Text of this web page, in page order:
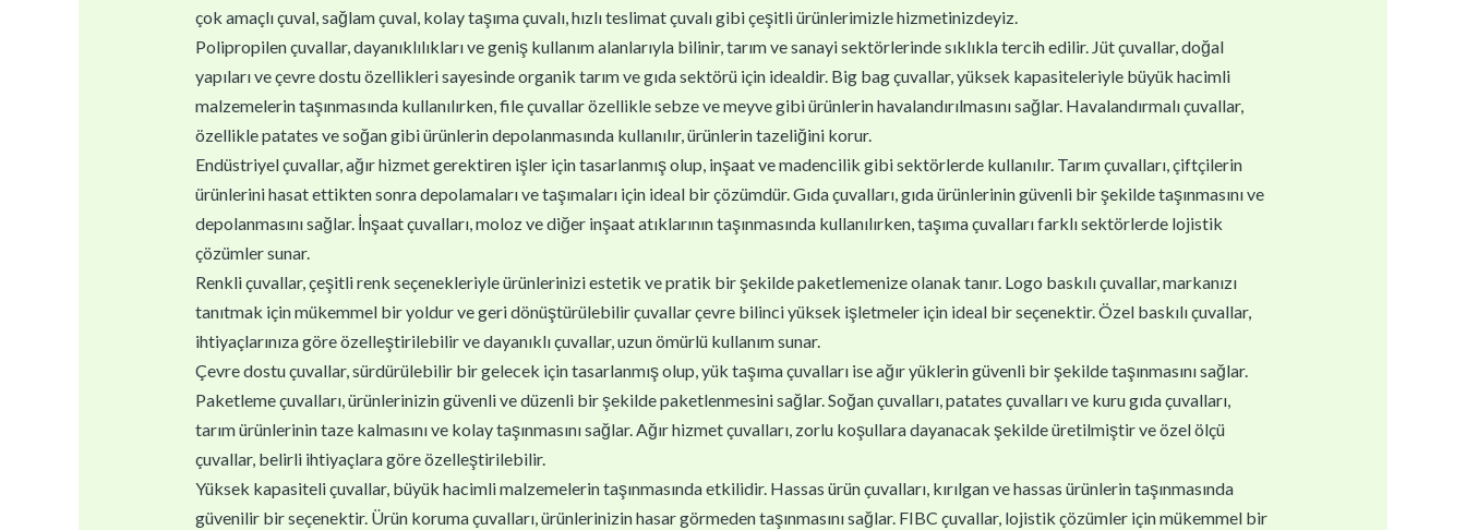
çok amaçlı çuval, sağlam çuval, kolay taşıma çuvalı, hızlı teslimat çuvalı gibi çeşitli ürünlerimizle hizmetinizdeyiz.
Polipropilen çuvallar, dayanıklılıkları ve geniş kullanım alanlarıyla bilinir, tarım ve sanayi sektörlerinde sıklıkla tercih edilir. Jüt çuvallar, doğal
yapıları ve çevre dostu özellikleri sayesinde organik tarım ve gıda sektörü için idealdir. Big bag çuvallar, yüksek kapasiteleriyle büyük hacimli
malzemelerin taşınmasında kullanılırken, file çuvallar özellikle sebze ve meyve gibi ürünlerin havalandırılmasını sağlar. Havalandırmalı çuvallar,
özellikle patates ve soğan gibi ürünlerin depolanmasında kullanılır, ürünlerin tazeliğini korur.
Endüstriyel çuvallar, ağır hizmet gerektiren işler için tasarlanmış olup, inşaat ve madencilik gibi sektörlerde kullanılır. Tarım çuvalları, çiftçilerin
ürünlerini hasat ettikten sonra depolamaları ve taşımaları için ideal bir çözümdür. Gıda çuvalları, gıda ürünlerinin güvenli bir şekilde taşınmasını ve
depolanmasını sağlar. İnşaat çuvalları, moloz ve diğer inşaat atıklarının taşınmasında kullanılırken, taşıma çuvalları farklı sektörlerde lojistik
çözümler sunar.
Renkli çuvallar, çeşitli renk seçenekleriyle ürünlerinizi estetik ve pratik bir şekilde paketlemenize olanak tanır. Logo baskılı çuvallar, markanızı
tanıtmak için mükemmel bir yoldur ve geri dönüştürülebilir çuvallar çevre bilinci yüksek işletmeler için ideal bir seçenektir. Özel baskılı çuvallar,
ihtiyaçlarınıza göre özelleştirilebilir ve dayanıklı çuvallar, uzun ömürlü kullanım sunar.
Çevre dostu çuvallar, sürdürülebilir bir gelecek için tasarlanmış olup, yük taşıma çuvalları ise ağır yüklerin güvenli bir şekilde taşınmasını sağlar.
Paketleme çuvalları, ürünlerinizin güvenli ve düzenli bir şekilde paketlenmesini sağlar. Soğan çuvalları, patates çuvalları ve kuru gıda çuvalları,
tarım ürünlerinin taze kalmasını ve kolay taşınmasını sağlar. Ağır hizmet çuvalları, zorlu koşullara dayanacak şekilde üretilmiştir ve özel ölçü
çuvallar, belirli ihtiyaçlara göre özelleştirilebilir.
Yüksek kapasiteli çuvallar, büyük hacimli malzemelerin taşınmasında etkilidir. Hassas ürün çuvalları, kırılgan ve hassas ürünlerin taşınmasında
güvenilir bir seçenektir. Ürün koruma çuvalları, ürünlerinizin hasar görmeden taşınmasını sağlar. FIBC çuvallar, lojistik çözümler için mükemmel bir